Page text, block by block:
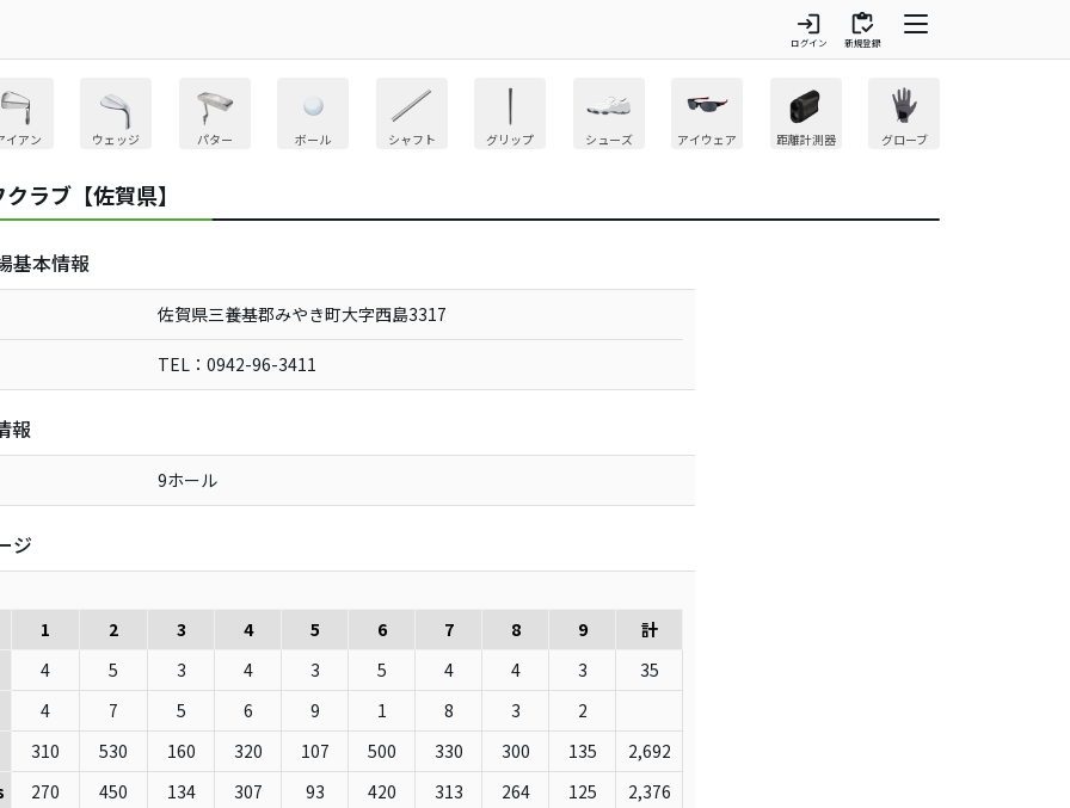
login
ログイン
inventory
新規登録
イアン ウェッジ パター ボール シャフト グリップ シューズ アイウェア 距離計測器 グローブ
ラブ【佐賀県】
基本情報
佐賀県三養基郡みやき町大字西島3317
TEL：0942-96-3411
報
9ホール
ジ
1 2 3 4 5 6 7 8 9
計
4
5 3 4 3 5 4 4 3
35
4
7 5 6 9 1 8 3
2
310
530 160 320 107 500 330 300 135 2,692
270 450 134 307 93 420 313 264 125 2,376